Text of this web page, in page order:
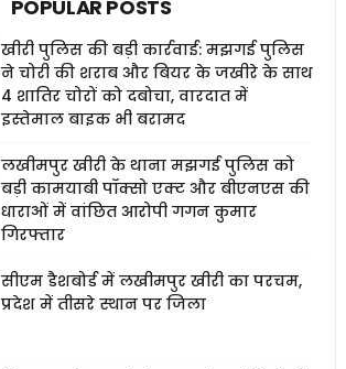
POPULAR POSTS
खीरी पुलिस की बड़ी कार्रवाई: मझगई पुलिस
ने चोरी की शराब और बियर के जखीरे के साथ
4 शातिर चोरों को दबोचा, वारदात में
इस्तेमाल बाइक भी बरामद
लखीमपुर खीरी के थाना मझगई पुलिस को
बड़ी कामयाबी पॉक्सो एक्ट और बीएनएस की
धाराओं में वांछित आरोपी गगन कुमार
गिरफ्तार
सीएम डैशबोर्ड में लखीमपुर खीरी का परचम,
प्रदेश में तीसरे स्थान पर जिला